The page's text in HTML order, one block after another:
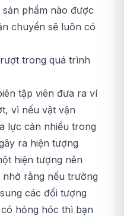
phẩm nào được
chuyển sẽ luôn có
trong quá trình
tập viên đưa ra ví
vì nếu vật vận
lực cản nhiều trong
ra hiện tượng
hiện tượng nên
rằng nếu trường
các đối tượng
hỏng hóc thì bạn